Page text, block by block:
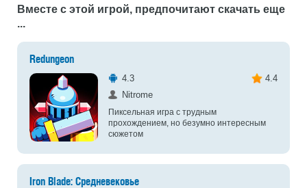
Вместе с этой игрой, предпочитают скачать еще
Redungeon
4.3
4.4
Nitrome
Пиксельная игра с трудным
прохождением, но безумно интересным
сюжетом
Iron Blade: Средневековье